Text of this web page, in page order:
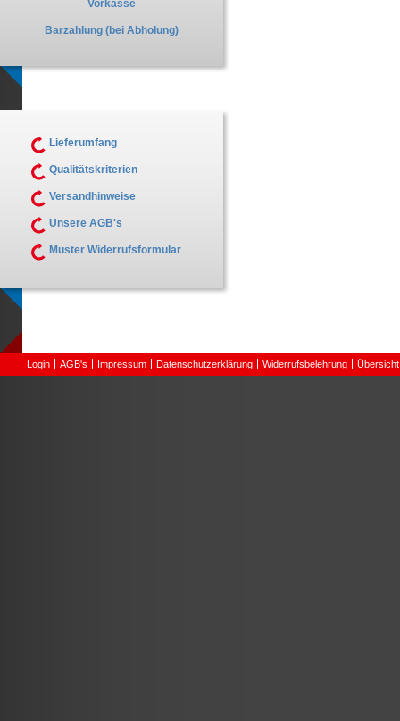
Vorkasse
Barzahlung (bei Abholung)
Lieferumfang
Qualitätskriterien
Versandhinweise
Unsere AGB's
Muster Widerrufsformular
Login AGB's Impressum Datenschutzerklärung Widerrufsbelehrung